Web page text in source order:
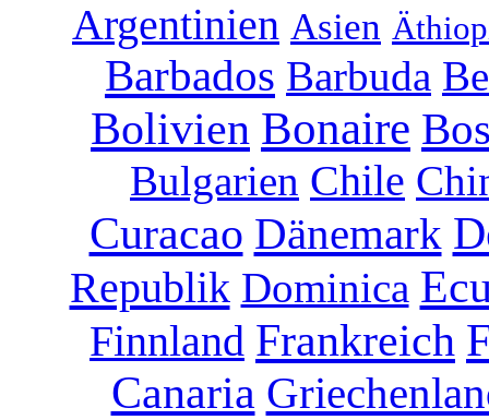
Argentinien Asien
Barbados Barbuda
Bolivien Bonaire
Bulgarien Chile
Curacao Dänemark
Republik Dominica
Finnland Frankreich
Canaria